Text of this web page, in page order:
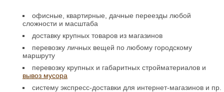
офисные, квартирные, дачные переезды любой
сложности и масштаба
доставку крупных товаров из магазинов
перевозку личных вещей по любому городскому
маршруту
перевозку крупных и габаритных стройматериалов и
вывоз мусора
систему экспресс-доставки для интернет-магазинов и пр.